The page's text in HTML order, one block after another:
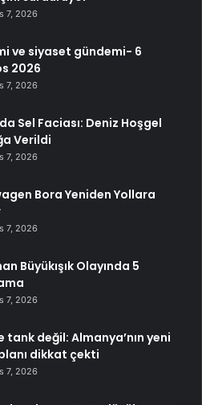
7, 2026
ve siyaset gündemi- 6
2026
7, 2026
Sel Faciası: Deniz Hoşgel
Verildi
7, 2026
Bora Yeniden Yollara
7, 2026
Büyükışık Olayında 5
7, 2026
tank değil: Almanya’nın yeni
dikkat çekti
7, 2026